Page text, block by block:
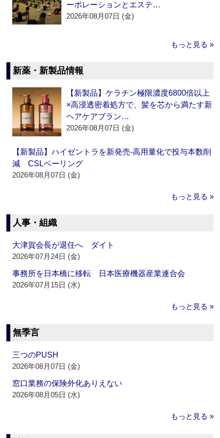
ーポレーションとエステ…
2026年08月07日 (金)
もっと見る »
新薬・新製品情報
【新製品】ケラチン極限濃度6800倍以上
×高浸透密着処方で、髪を芯から満たす新
ヘアケアブラン…
2026年08月07日 (金)
【新製品】ハイゼントラを新発売‐高用量化で投与本数削
減 CSLベーリング
2026年08月07日 (金)
もっと見る »
人事・組織
大津賀会長が退任へ ダイト
2026年07月24日 (金)
事務所を日本橋に移転 日本医療機器産業連合会
2026年07月15日 (水)
もっと見る »
無季言
三つのPUSH
2026年08月07日 (金)
窓口業務の保険外化ありえない
2026年08月05日 (水)
もっと見る »